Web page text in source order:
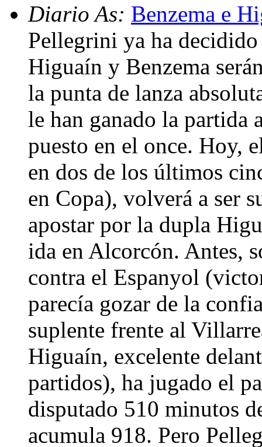
Diario As: Benzema e
Pellegrini ya ha
Higuaín y Benzema
la punta de lanza
le han ganado la partida
puesto en el once. Hoy,
en dos de los últimos
en Copa), volverá a ser
apostar por la dupla
ida en Alcorcón. Antes,
contra el Espanyol
parecía gozar de la
suplente frente al
Higuaín, excelente
partidos), ha jugado el
disputado 510 minutos
acumula 918. Pero